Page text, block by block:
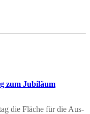
zum Jubiläum
die Flä­che für die Aus­